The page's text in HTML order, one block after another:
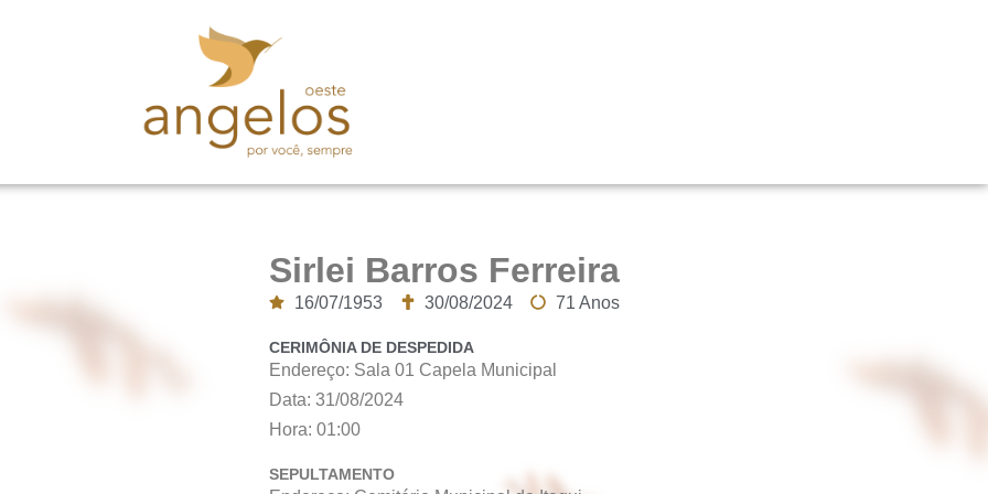
Sirlei Barros Ferreira
16/07/1953 30/08/2024 71 Anos
CERIMÔNIA DE DESPEDIDA
Endereço: Sala 01 Capela Municipal
Data: 31/08/2024
Hora: 01:00
SEPULTAMENTO